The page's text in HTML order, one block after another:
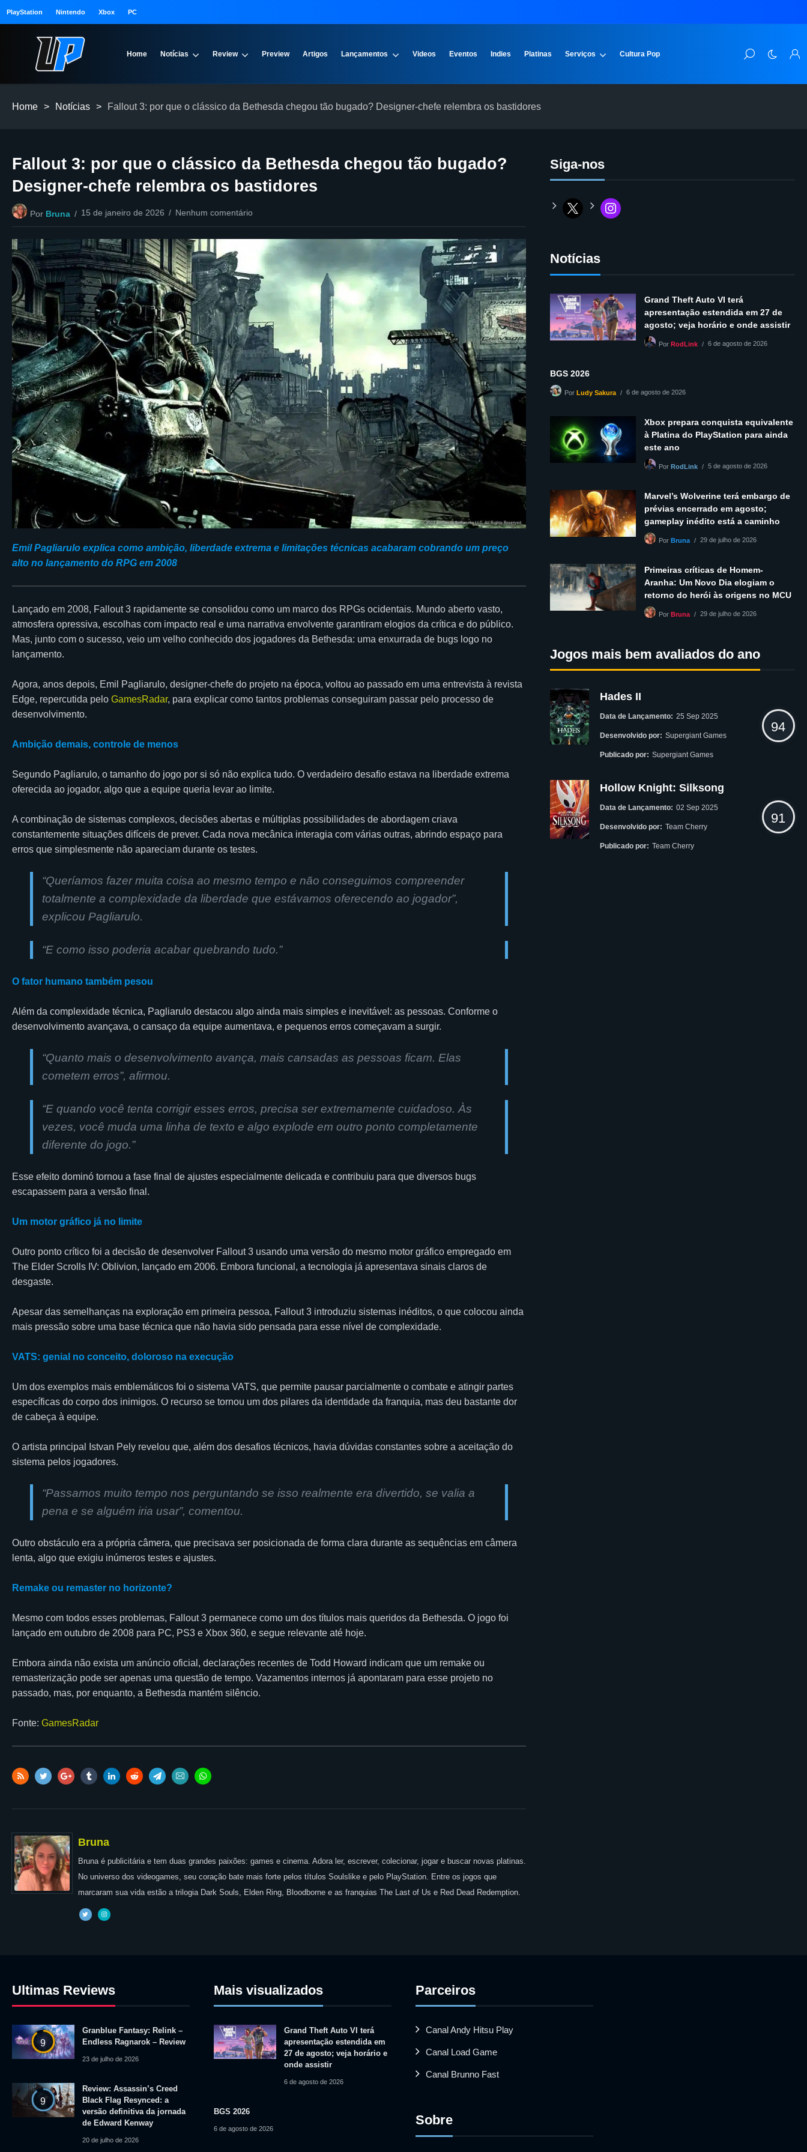
PlayStation Nintendo Xbox PC
Home Notícias Review Preview Artigos Lançamentos Videos Eventos Indies Platinas Serviços Cultura Pop
Home > Notícias > Fallout 3: por que o clássico da Bethesda chegou tão bugado? Designer-chefe relembra os bastidores
Fallout 3: por que o clássico da Bethesda chegou tão bugado?
Designer-chefe relembra os bastidores
Por Bruna 15 de janeiro de 2026 Nenhum comentário
Emil Pagliarulo explica como ambição, liberdade extrema e limitações técnicas acabaram cobrando um preço
alto no lançamento do RPG em 2008
Lançado em 2008, Fallout 3 rapidamente se consolidou como um marco dos RPGs ocidentais. Mundo aberto vasto,
atmosfera opressiva, escolhas com impacto real e uma narrativa envolvente garantiram elogios da crítica e do público.
Mas, junto com o sucesso, veio um velho conhecido dos jogadores da Bethesda: uma enxurrada de bugs logo no
lançamento.
Agora, anos depois, Emil Pagliarulo, designer-chefe do projeto na época, voltou ao passado em uma entrevista à revista
Edge, repercutida pelo GamesRadar, para explicar como tantos problemas conseguiram passar pelo processo de
desenvolvimento.
Ambição demais, controle de menos
Segundo Pagliarulo, o tamanho do jogo por si só não explica tudo. O verdadeiro desafio estava na liberdade extrema
oferecida ao jogador, algo que a equipe queria levar ao limite.
A combinação de sistemas complexos, decisões abertas e múltiplas possibilidades de abordagem criava
constantemente situações difíceis de prever. Cada nova mecânica interagia com várias outras, abrindo espaço para
erros que simplesmente não apareciam durante os testes.
“Queríamos fazer muita coisa ao mesmo tempo e não conseguimos compreender
totalmente a complexidade da liberdade que estávamos oferecendo ao jogador”,
explicou Pagliarulo.
“E como isso poderia acabar quebrando tudo.”
O fator humano também pesou
Além da complexidade técnica, Pagliarulo destacou algo ainda mais simples e inevitável: as pessoas. Conforme o
desenvolvimento avançava, o cansaço da equipe aumentava, e pequenos erros começavam a surgir.
“Quanto mais o desenvolvimento avança, mais cansadas as pessoas ficam. Elas
cometem erros”, afirmou.
“E quando você tenta corrigir esses erros, precisa ser extremamente cuidadoso. Às
vezes, você muda uma linha de texto e algo explode em outro ponto completamente
diferente do jogo.”
Esse efeito dominó tornou a fase final de ajustes especialmente delicada e contribuiu para que diversos bugs
escapassem para a versão final.
Um motor gráfico já no limite
Outro ponto crítico foi a decisão de desenvolver Fallout 3 usando uma versão do mesmo motor gráfico empregado em
The Elder Scrolls IV: Oblivion, lançado em 2006. Embora funcional, a tecnologia já apresentava sinais claros de
desgaste.
Apesar das semelhanças na exploração em primeira pessoa, Fallout 3 introduziu sistemas inéditos, o que colocou ainda
mais pressão sobre uma base técnica que não havia sido pensada para esse nível de complexidade.
VATS: genial no conceito, doloroso na execução
Um dos exemplos mais emblemáticos foi o sistema VATS, que permite pausar parcialmente o combate e atingir partes
específicas do corpo dos inimigos. O recurso se tornou um dos pilares da identidade da franquia, mas deu bastante dor
de cabeça à equipe.
O artista principal Istvan Pely revelou que, além dos desafios técnicos, havia dúvidas constantes sobre a aceitação do
sistema pelos jogadores.
“Passamos muito tempo nos perguntando se isso realmente era divertido, se valia a
pena e se alguém iria usar”, comentou.
Outro obstáculo era a própria câmera, que precisava ser posicionada de forma clara durante as sequências em câmera
lenta, algo que exigiu inúmeros testes e ajustes.
Remake ou remaster no horizonte?
Mesmo com todos esses problemas, Fallout 3 permanece como um dos títulos mais queridos da Bethesda. O jogo foi
lançado em outubro de 2008 para PC, PS3 e Xbox 360, e segue relevante até hoje.
Embora ainda não exista um anúncio oficial, declarações recentes de Todd Howard indicam que um remake ou
remasterização pode ser apenas uma questão de tempo. Vazamentos internos já apontaram para esse projeto no
passado, mas, por enquanto, a Bethesda mantém silêncio.
Fonte: GamesRadar
Bruna
Bruna é publicitária e tem duas grandes paixões: games e cinema. Adora ler, escrever, colecionar, jogar e buscar novas platinas.
No universo dos videogames, seu coração bate mais forte pelos títulos Soulslike e pelo PlayStation. Entre os jogos que
marcaram sua vida estão a trilogia Dark Souls, Elden Ring, Bloodborne e as franquias The Last of Us e Red Dead Redemption.
Siga-nos
Notícias
Grand Theft Auto VI terá
apresentação estendida em 27 de
agosto; veja horário e onde assistir
PorRodLink 6 de agosto de 2026
BGS 2026
PorLudy Sakura 6 de agosto de 2026
Xbox prepara conquista equivalente
à Platina do PlayStation para ainda
este ano
PorRodLink 5 de agosto de 2026
Marvel’s Wolverine terá embargo de
prévias encerrado em agosto;
gameplay inédito está a caminho
PorBruna 29 de julho de 2026
Primeiras críticas de Homem-
Aranha: Um Novo Dia elogiam o
retorno do herói às origens no MCU
PorBruna 29 de julho de 2026
Jogos mais bem avaliados do ano
Hades II
Data de Lançamento: 25 Sep 2025
Desenvolvido por: Supergiant Games
Publicado por: Supergiant Games
94
Hollow Knight: Silksong
Data de Lançamento: 02 Sep 2025
Desenvolvido por: Team Cherry
Publicado por: Team Cherry
91
Ultimas Reviews
9
Granblue Fantasy: Relink –
Endless Ragnarok – Review
23 de julho de 2026
9
Review: Assassin’s Creed
Black Flag Resynced: a
versão definitiva da jornada
de Edward Kenway
20 de julho de 2026
Mais visualizados
Grand Theft Auto VI terá
apresentação estendida em
27 de agosto; veja horário e
onde assistir
6 de agosto de 2026
BGS 2026
6 de agosto de 2026
Parceiros
Canal Andy Hitsu Play
Canal Load Game
Canal Brunno Fast
Sobre